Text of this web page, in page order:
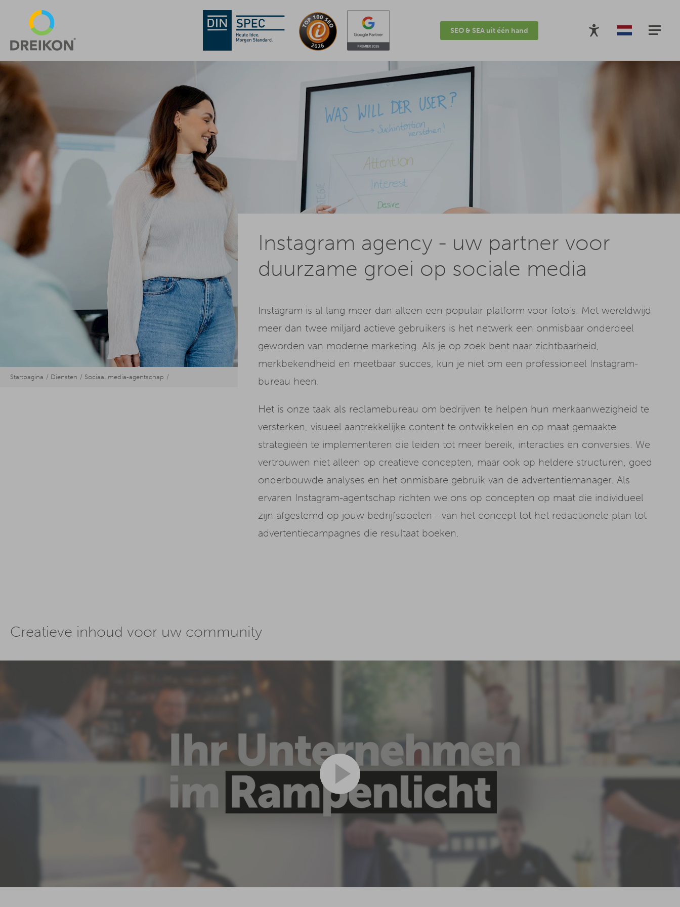
SEO & SEA uit één hand
Startpagina Diensten Sociaal media-agentschap
Instagram agency - uw partner voor
duurzame groei op sociale media
Instagram is al lang meer dan alleen een populair platform voor foto's. Met wereldwijd
meer dan twee miljard actieve gebruikers is het netwerk een onmisbaar onderdeel
geworden van moderne marketing. Als je op zoek bent naar zichtbaarheid,
merkbekendheid en meetbaar succes, kun je niet om een professioneel Instagram-
bureau heen.
Het is onze taak als reclamebureau om bedrijven te helpen hun merkaanwezigheid te
versterken, visueel aantrekkelijke content te ontwikkelen en op maat gemaakte
strategieën te implementeren die leiden tot meer bereik, interacties en conversies. We
vertrouwen niet alleen op creatieve concepten, maar ook op heldere structuren, goed
onderbouwde analyses en het onmisbare gebruik van de advertentiemanager. Als
ervaren Instagram-agentschap richten we ons op concepten op maat die individueel
zijn afgestemd op jouw bedrijfsdoelen - van het concept tot het redactionele plan tot
advertentiecampagnes die resultaat boeken.
Creatieve inhoud voor uw community